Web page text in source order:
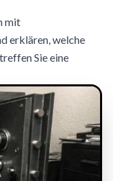
mit
erklären, welche
Sie eine